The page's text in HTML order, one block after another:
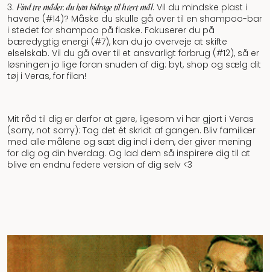
Find tre måder, du kan bidrage til hvert mål. Vil du mindske plast i
havene (#14)? Måske du skulle gå over til en shampoo-bar
i stedet for shampoo på flaske. Fokuserer du på
bæredygtig energi (#7), kan du jo overveje at skifte
elselskab. Vil du gå over til et ansvarligt forbrug (#12), så er
løsningen jo lige foran snuden af dig: byt, shop og sælg dit
tøj i Veras, for filan!
Mit råd til dig er derfor at gøre, ligesom vi har gjort i Veras
(sorry, not sorry): Tag det ét skridt af gangen. Bliv familiær
med alle målene og sæt dig ind i dem, der giver mening
for dig og din hverdag. Og lad dem så inspirere dig til at
blive en endnu federe version af dig selv <3